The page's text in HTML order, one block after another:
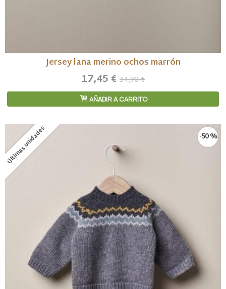
Jersey lana merino ochos marrón
17,45 € 34,90 €
AÑADIR A CARRITO
Últimas unidades -50 %